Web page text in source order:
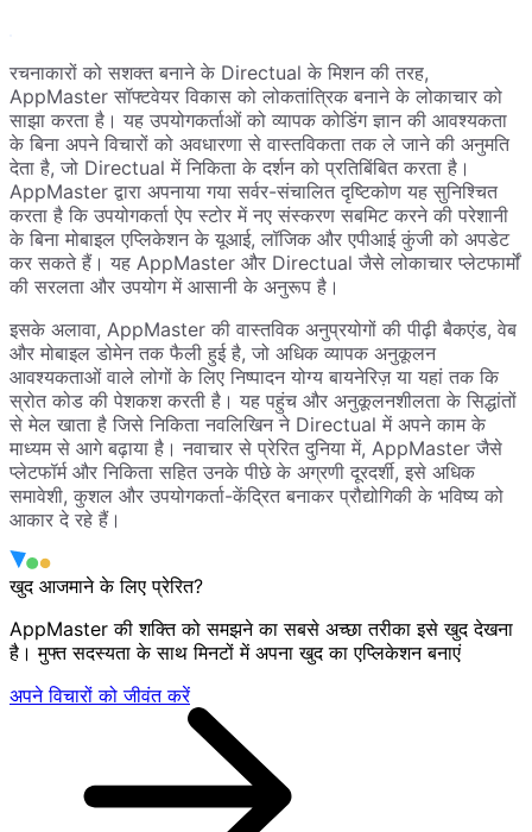
रचनाकारों को सशक्त बनाने के Directual के मिशन की तरह,
AppMaster सॉफ्टवेयर विकास को लोकतांत्रिक बनाने के लोकाचार को
साझा करता है। यह उपयोगकर्ताओं को व्यापक कोडिंग ज्ञान की आवश्यकता
के बिना अपने विचारों को अवधारणा से वास्तविकता तक ले जाने की अनुमति
देता है, जो Directual में निकिता के दर्शन को प्रतिबिंबित करता है।
AppMaster द्वारा अपनाया गया सर्वर-संचालित दृष्टिकोण यह सुनिश्चित
करता है कि उपयोगकर्ता ऐप स्टोर में नए संस्करण सबमिट करने की परेशानी
के बिना मोबाइल एप्लिकेशन के यूआई, लॉजिक और एपीआई कुंजी को अपडेट
कर सकते हैं। यह AppMaster और Directual जैसे लोकाचार प्लेटफार्मों
की सरलता और उपयोग में आसानी के अनुरूप है।
इसके अलावा, AppMaster की वास्तविक अनुप्रयोगों की पीढ़ी बैकएंड, वेब
और मोबाइल डोमेन तक फैली हुई है, जो अधिक व्यापक अनुकूलन
आवश्यकताओं वाले लोगों के लिए निष्पादन योग्य बायनेरिज़ या यहां तक ​​कि
स्रोत कोड की पेशकश करती है। यह पहुंच और अनुकूलनशीलता के सिद्धांतों
से मेल खाता है जिसे निकिता नवलिखिन ने Directual में अपने काम के
माध्यम से आगे बढ़ाया है। नवाचार से प्रेरित दुनिया में, AppMaster जैसे
प्लेटफॉर्म और निकिता सहित उनके पीछे के अग्रणी दूरदर्शी, इसे अधिक
समावेशी, कुशल और उपयोगकर्ता-केंद्रित बनाकर प्रौद्योगिकी के भविष्य को
आकार दे रहे हैं।
खुद आजमाने के लिए प्रेरित?
AppMaster की शक्ति को समझने का सबसे अच्छा तरीका इसे खुद देखना
है। मुफ्त सदस्यता के साथ मिनटों में अपना खुद का एप्लिकेशन बनाएं
अपने विचारों को जीवंत करें